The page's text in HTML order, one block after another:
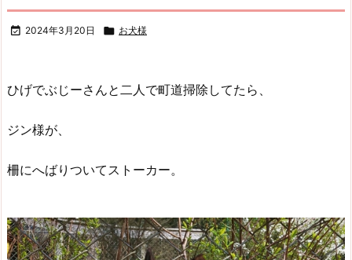
 2024年3月20日  お犬様
ひげでぶじーさんと二人で町道掃除してたら、
ジン様が、
柵にへばりついてストーカー。